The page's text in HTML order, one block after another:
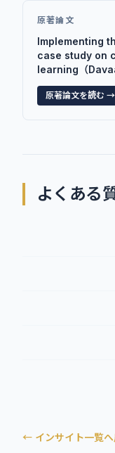
原著論文
Implementing
case study on
learning（
原著論文を読む →
よくある
← インサイト一覧へ